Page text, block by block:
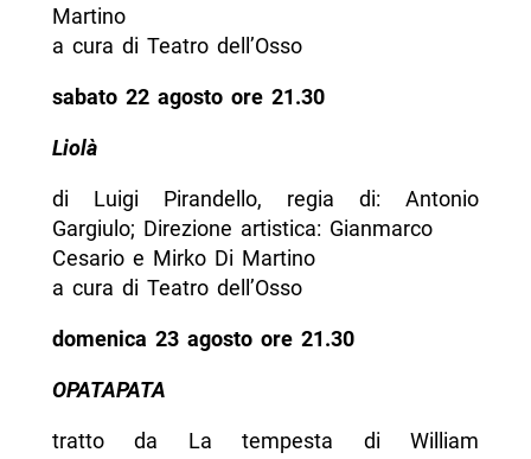
Martino
a cura di Teatro dell’Osso
sabato 22 agosto ore 21.30
Liolà
di Luigi Pirandello, regia di: Antonio
Gargiulo; Direzione artistica: Gianmarco
Cesario e Mirko Di Martino
a cura di Teatro dell’Osso
domenica 23 agosto ore 21.30
OPATAPATA
tratto da La tempesta di William